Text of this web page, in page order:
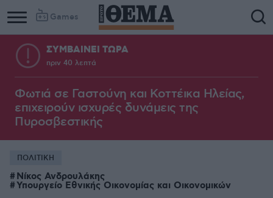
Games
Column
1
Column
2
ΣΥΜΒΑΙΝΕΙ ΤΩΡΑ
πριν 40 λεπτά
Φωτιά σε Γαστούνη και Κοττέικα Ηλείας,
επιχειρούν ισχυρές δυνάμεις της
Πυροσβεστικής
ΠΟΛΙΤΙΚΗ
Νίκος Ανδρουλάκης
Υπουργείο Εθνικής Οικονομίας και Οικονομικών